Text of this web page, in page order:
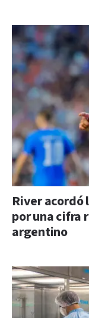
River acordó
por una cifra
argentino